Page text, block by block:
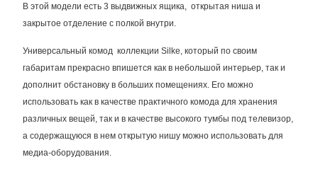
В этой модели есть 3 выдвижных ящика, открытая ниша и
закрытое отделение с полкой внутри.
Универсальный комод коллекции Silke, который по своим
габаритам прекрасно впишется как в небольшой интерьер, так и
дополнит обстановку в больших помещениях. Его можно
использовать как в качестве практичного комода для хранения
различных вещей, так и в качестве высокого тумбы под телевизор,
а содержащуюся в нем открытую нишу можно использовать для
медиа-оборудования.